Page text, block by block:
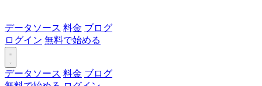
データソース 料金 ブログ
ログイン 無料で始める
データソース 料金 ブログ